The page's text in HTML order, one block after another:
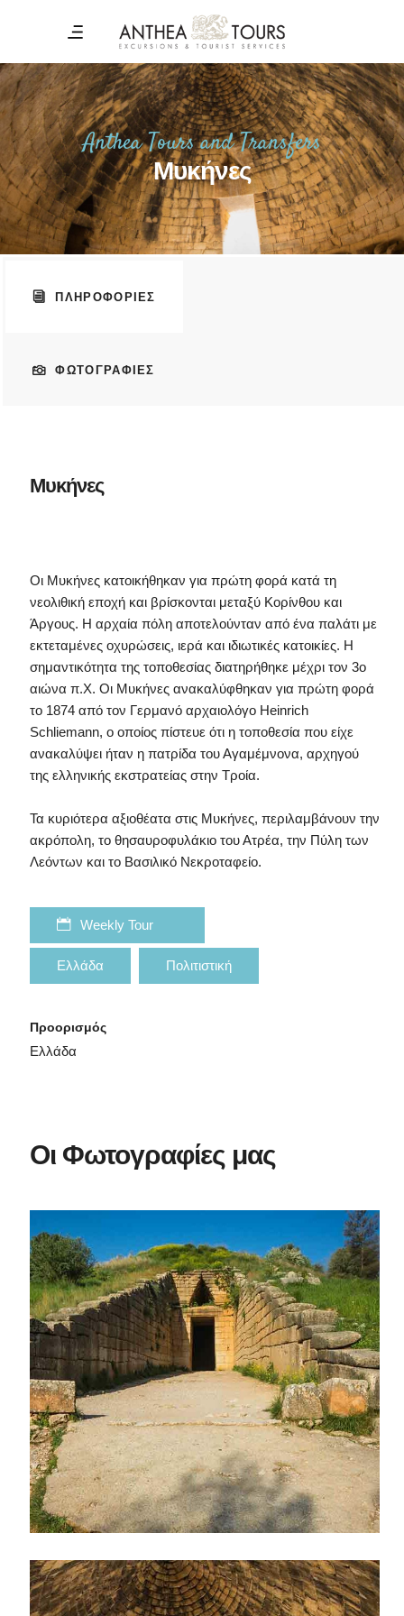
Anthea Tours and Transfers
Μυκήνες
ΠΛΗΡΟΦΟΡΙΕΣ
ΦΩΤΟΓΡΑΦΙΕΣ
Μυκήνες
Οι Μυκήνες κατοικήθηκαν για πρώτη φορά κατά τη
νεολιθική εποχή και βρίσκονται μεταξύ Κορίνθου και
Άργους. Η αρχαία πόλη αποτελούνταν από ένα παλάτι με
εκτεταμένες οχυρώσεις, ιερά και ιδιωτικές κατοικίες. Η
σημαντικότητα της τοποθεσίας διατηρήθηκε μέχρι τον 3ο
αιώνα π.Χ. Οι Μυκήνες ανακαλύφθηκαν για πρώτη φορά
το 1874 από τον Γερμανό αρχαιολόγο Heinrich
Schliemann, ο οποίος πίστευε ότι η τοποθεσία που είχε
ανακαλύψει ήταν η πατρίδα του Αγαμέμνονα, αρχηγού
της ελληνικής εκστρατείας στην Τροία.
Τα κυριότερα αξιοθέατα στις Μυκήνες, περιλαμβάνουν την
ακρόπολη, το θησαυροφυλάκιο του Ατρέα, την Πύλη των
Λεόντων και το Βασιλικό Νεκροταφείο.
Weekly Tour
Ελλάδα Πολιτιστική
Προορισμός
Ελλάδα
Οι Φωτογραφίες μας